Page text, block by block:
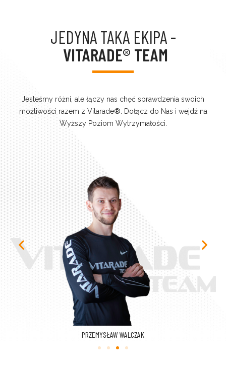
JEDYNA TAKA EKIPA -
VITARADE® TEAM
Jesteśmy różni, ale łączy nas chęć sprawdzenia swoich
możliwości razem z Vitarade®. Dołącz do Nas i wejdź na
Wyższy Poziom Wytrzymałości.
PRZEMYSŁAW WALCZAK